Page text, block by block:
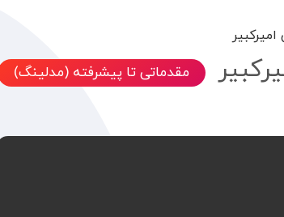
مقدماتی تا پیشرفته (مدلینگ)